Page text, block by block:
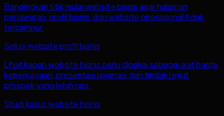
Bandingkan titik mulai website bisnis agar halaman
penawaran, profil bisnis, dan website operasional tidak
tercampur.
Solusi website profil bisnis
Lihat kapan website bisnis perlu dipakai sebagai alat bantu
kepercayaan, presentasi layanan, dan tindak lanjut
prospek yang lebih rapi.
Studi kasus website bisnis